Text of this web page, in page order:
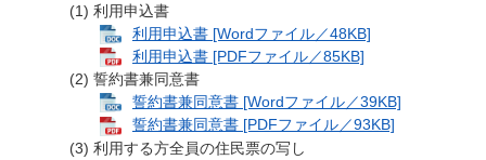
(1) 利用申込書
利用申込書 [Wordファイル／48KB]
利用申込書 [PDFファイル／85KB]
(2) 誓約書兼同意書
誓約書兼同意書 [Wordファイル／39KB]
誓約書兼同意書 [PDFファイル／93KB]
(3) 利用する方全員の住民票の写し